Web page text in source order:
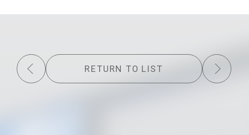
RETURN TO LIST